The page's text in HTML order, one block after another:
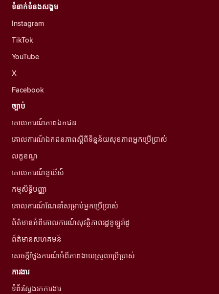
ទំនាក់ទំនងសង្គម
Instagram
TikTok
YouTube
X
Facebook
ច្បាប់
គោលការណ៍ភាពឯកជន
គោលការណ៍ឯកជនភាពស្ដីពីទិន្នន័យសុខភាពអ្នកប្រើប្រាស់
លក្ខខណ្ឌ
គោលការណ៍ខូឃីស៍
កម្មសិទ្ធិបញ្ញា
គោលការណ៍ណែនាំសម្រាប់អ្នកប្រើប្រាស់
ព័ត៌មានអំពីគោលការណ៍សុវត្ថិភាពរដ្ឋខូឡូរ៉ាដូ
ព័ត៌មានសហគមន៍
សេចក្តីថ្លែងការណ៍អំពីភាពងាយស្រួលប្រើប្រាស់
ការងារ
ទំព័រស្វែងរកការងារ